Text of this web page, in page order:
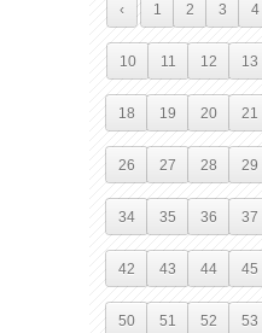
‹ 1 2 3 4
10 11 12 13
18 19 20 21
26 27 28 29
34 35 36 37
42 43 44 45
50 51 52 53